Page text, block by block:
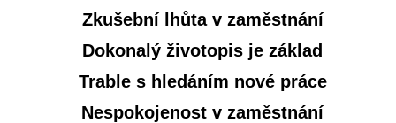
Zkušební lhůta v zaměstnání
Dokonalý životopis je základ
Trable s hledáním nové práce
Nespokojenost v zaměstnání